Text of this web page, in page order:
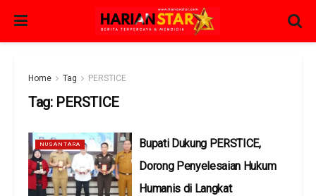
Home Tag PERSTICE
Tag: PERSTICE
NUSANTARA
Bupati Dukung PERSTICE,
Dorong Penyelesaian Hukum
Humanis di Langkat